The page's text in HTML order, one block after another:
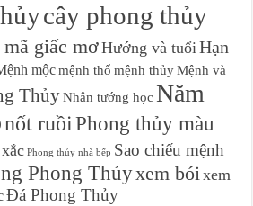
cây phong thủy
giấc mơHướng và tuổiHạn
mộcmệnh thổ mệnh thủyMệnh và
ThủyNhân tướng học Năm
nốt ruồi Phong thủy màu
Phong thủy nhà bếp Sao chiếu mệnh
Phong Thủyxem bóixem
Đá Phong Thủy